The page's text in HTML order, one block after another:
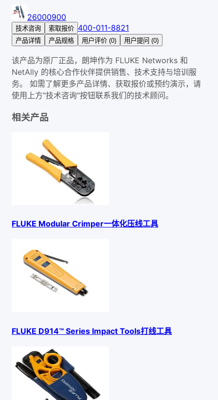
26000900
技术咨询 索取报价 400-011-8821
产品详情 产品规格 用户评价 (0) 用户提问 (0)
该产品为原厂正品，朗坤作为 FLUKE Networks 和
NetAlly 的核心合作伙伴提供销售、技术支持与培训服
务。 如需了解更多产品详情、获取报价或预约演示，请
使用上方"技术咨询"按钮联系我们的技术顾问。
相关产品
FLUKE Modular Crimper一体化压线工具
FLUKE D914™ Series Impact Tools打线工具